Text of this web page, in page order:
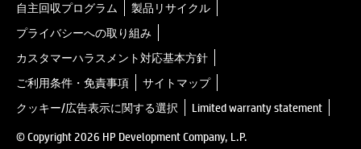
自主回収プログラム
製品リサイクル
プライバシーへの取り組み
カスタマーハラスメント対応基本方針
ご利用条件・免責事項
サイトマップ
クッキー/広告表示に関する選択
Limited warranty statement
© Copyright 2026 HP Development Company, L.P.